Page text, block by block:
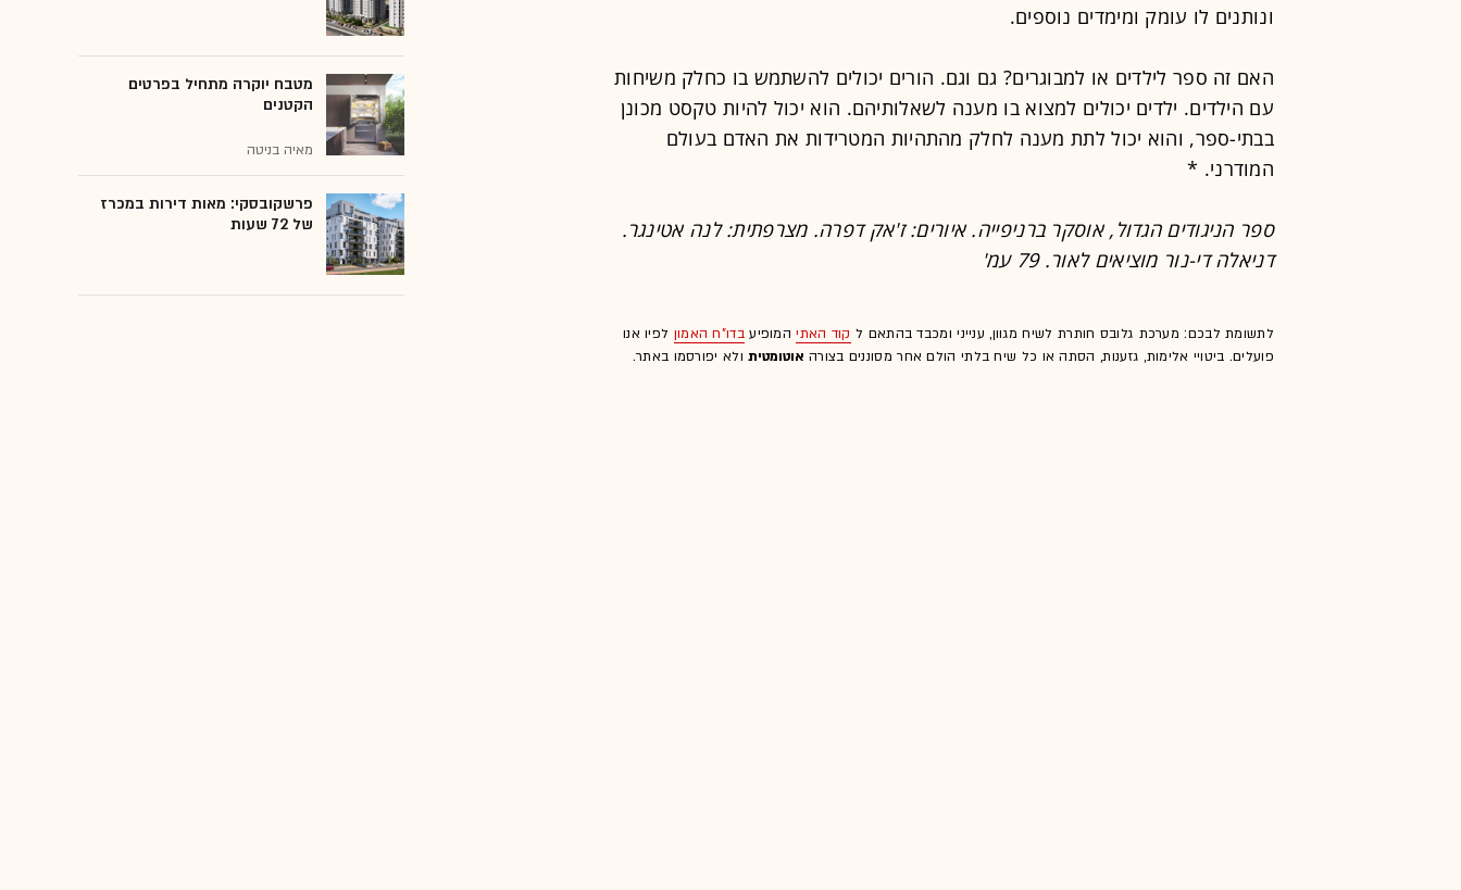
ונותנים לו עומק ומימדים נוספים.
האם זה ספר לילדים או למבוגרים? גם וגם. הורים יכולים להשתמש בו כחלק משיחות
עם הילדים. ילדים יכולים למצוא בו מענה לשאלותיהם. הוא יכול להיות טקסט מכונן
בבתי-ספר, והוא יכול לתת מענה לחלק מהתהיות המטרידות את האדם בעולם
המודרני. *
ספר הניגודים הגדול, אוסקר ברניפייה. איורים: ז'אק דפרה. מצרפתית: לנה אטינגר.
דניאלה די-נור מוציאים לאור. 79 עמ'
לתשומת לבכם: מערכת גלובס חותרת לשיח מגוון, ענייני ומכבד בהתאם ל קוד האתיהמופיעבדו"ח האמון לפיו אנו
פועלים. ביטויי אלימות, גזענות, הסתה או כל שיח בלתי הולם אחר מסוננים בצורה אוטומטיתולא יפורסמו באתר.
מטבח יוקרה מתחיל בפרטים
הקטנים
מאיה בניטה
פרשקובסקי: מאות דירות במכרז
של 72 שעות